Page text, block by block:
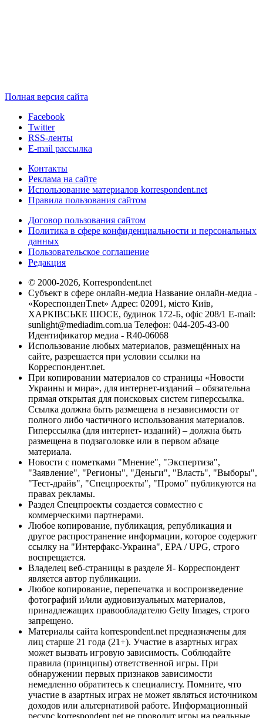
Полная версия сайта
Facebook
Twitter
RSS-ленты
E-mail рассылка
Контакты
Реклама на сайте
Использование материалов korrespondent.net
Правила пользования сайтом
Договор пользования сайтом
Политика в сфере конфиденциальности и персональных
данных
Пользовательское соглашение
Редакция
© 2000-2026, Korrespondent.net
Субъект в сфере онлайн-медиа Название онлайн-медиа -
«КореспонденТ.net» Адрес: 02091, місто Київ,
ХАРКІВСЬКЕ ШОСЕ, будинок 172-Б, офіс 208/1 E-mail:
sunlight@mediadim.com.ua Телефон: 044-205-43-00
Идентификатор медиа - R40-06068
Использование любых материалов, размещённых на
сайте, разрешается при условии ссылки на
Корреспондент.net.
При копировании материалов со страницы «Новости
Украины и мира», для интернет-изданий – обязательна
прямая открытая для поисковых систем гиперссылка.
Ссылка должна быть размещена в независимости от
полного либо частичного использования материалов.
Гиперссылка (для интернет- изданий) – должна быть
размещена в подзаголовке или в первом абзаце
материала.
Новости с пометками "Мнение", "Экспертиза",
"Заявление", "Регионы", "Деньги", "Власть", "Выборы",
"Тест-драйв", "Спецпроекты", "Промо" публикуются на
правах рекламы.
Раздел Спецпроекты создается совместно с
коммерческими партнерами.
Любое копирование, публикация, републикация и
другое распространение информации, которое содержит
ссылку на "Интерфакс-Украина", EPA / UPG, строго
воспрещается.
Владелец веб-страницы в разделе Я- Корреспондент
является автор публикации.
Любое копирование, перепечатка и воспроизведение
фотографий и/или аудиовизуальных материалов,
принадлежащих правообладателю Getty Images, строго
запрещено.
Материалы сайта korrespondent.net предназначены для
лиц старше 21 года (21+). Участие в азартных играх
может вызвать игровую зависимость. Соблюдайте
правила (принципы) ответственной игры. При
обнаружении первых признаков зависимости
немедленно обратитесь к специалисту. Помните, что
участие в азартных играх не может являться источником
доходов или альтернативой работе. Информационный
ресурс korrespondent.net не проводит игры на реальные